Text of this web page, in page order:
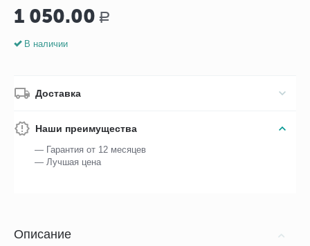
1 050.00 Р
В наличии
Доставка
Наши преимущества
— Гарантия от 12 месяцев
— Лучшая цена
Описание